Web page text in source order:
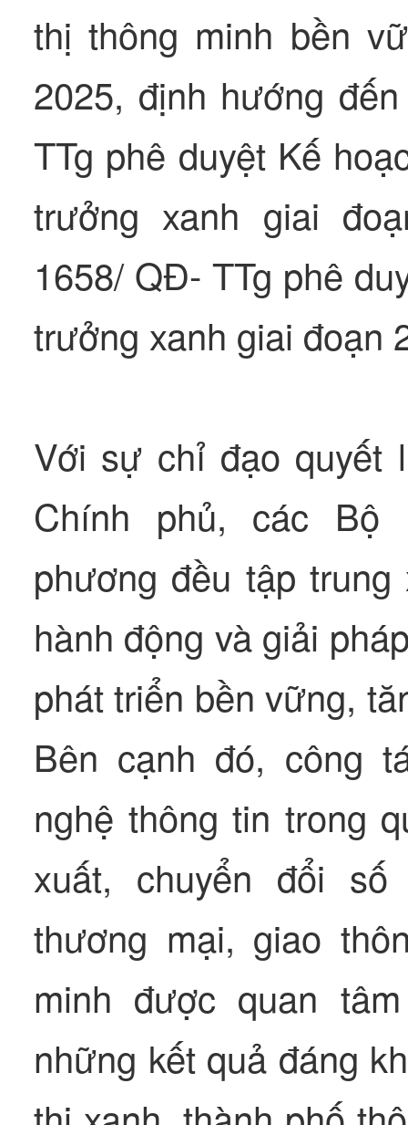
thị thông minh bền
2025, định hướng
TTg phê duyệt Kế
trưởng xanh giai
1658/ QĐ- TTg phê
trưởng xanh giai đoạn
Với sự chỉ đạo quyết
Chính phủ, các Bộ
phương đều tập
hành động và giải
phát triển bền vững,
Bên cạnh đó, công
nghệ thông tin trong
xuất, chuyển đổi
thương mại, giao
minh được quan
những kết quả đáng